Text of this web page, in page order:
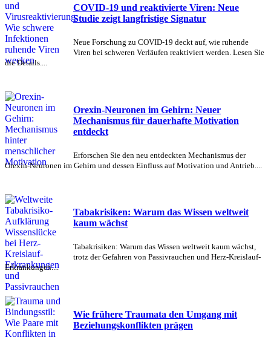
COVID-19 und reaktivierte Viren: Neue
Studie zeigt langfristige Signatur
Neue Forschung zu COVID-19 deckt auf, wie ruhende
Viren bei schweren Verläufen reaktiviert werden. Lesen Sie
die Details....
Orexin-Neuronen im Gehirn: Neuer
Mechanismus für dauerhafte Motivation
entdeckt
Erforschen Sie den neu entdeckten Mechanismus der
Orexin-Neuronen im Gehirn und dessen Einfluss auf Motivation und Antrieb....
Tabakrisiken: Warum das Wissen weltweit
kaum wächst
Tabakrisiken: Warum das Wissen weltweit kaum wächst,
trotz der Gefahren von Passivrauchen und Herz-Kreislauf-
Erkrankungen....
Wie frühere Traumata den Umgang mit
Beziehungskonflikten prägen